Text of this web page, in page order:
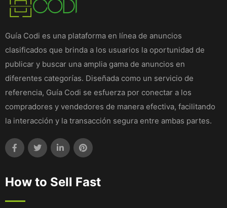
Guía Codi es una plataforma en línea de anuncios
clasificados que brinda a los usuarios la oportunidad de
publicar y buscar una amplia gama de anuncios en
diferentes categorías. Diseñada como un servicio de
referencia, Guía Codi se esfuerza por conectar a los
compradores y vendedores de manera efectiva, facilitando
la interacción y la transacción segura entre ambas partes.
How to Sell Fast